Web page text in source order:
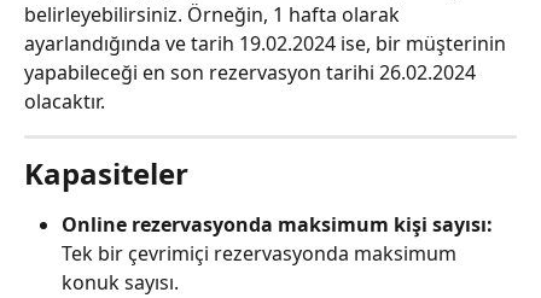
belirleyebilirsiniz. Örneğin, 1 hafta olarak
ayarlandığında ve tarih 19.02.2024 ise, bir müşterinin
yapabileceği en son rezervasyon tarihi 26.02.2024
olacaktır.
Kapasiteler
Online rezervasyonda maksimum kişi sayısı:
Tek bir çevrimiçi rezervasyonda maksimum
konuk sayısı.